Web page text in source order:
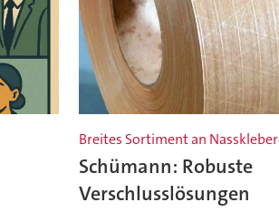
Breites Sortiment an
Schümann: Robuste
Verschlusslösungen